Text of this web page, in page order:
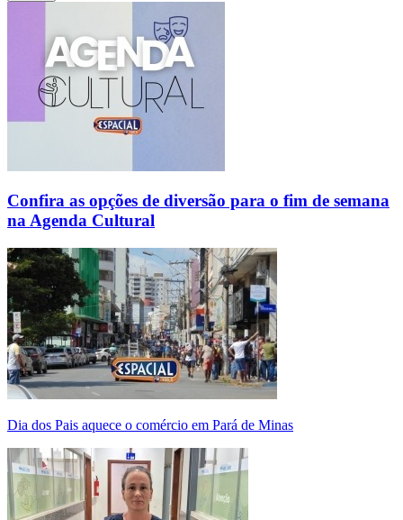
Confira as opções de diversão para o fim de semana
na Agenda Cultural
Dia dos Pais aquece o comércio em Pará de Minas